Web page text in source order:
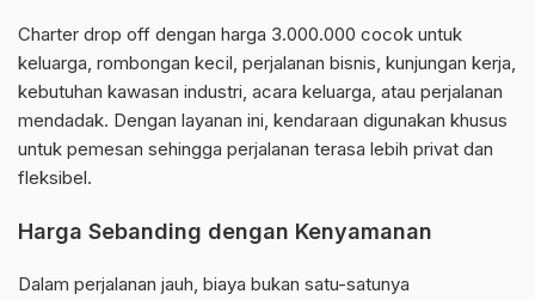
Charter drop off dengan harga 3.000.000 cocok untuk
keluarga, rombongan kecil, perjalanan bisnis, kunjungan kerja,
kebutuhan kawasan industri, acara keluarga, atau perjalanan
mendadak. Dengan layanan ini, kendaraan digunakan khusus
untuk pemesan sehingga perjalanan terasa lebih privat dan
fleksibel.
Harga Sebanding dengan Kenyamanan
Dalam perjalanan jauh, biaya bukan satu-satunya